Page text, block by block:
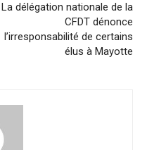
La délégation nationale de la
CFDT dénonce
l’irresponsabilité de certains
élus à Mayotte